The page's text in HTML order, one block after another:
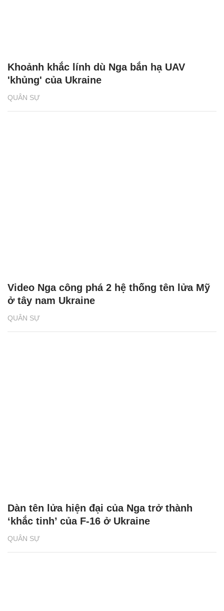
QUÂN SỰ
Khoảnh khắc lính dù Nga bắn hạ UAV
'khủng' của Ukraine
QUÂN SỰ
Video Nga công phá 2 hệ thống tên lửa Mỹ
ở tây nam Ukraine
QUÂN SỰ
Dàn tên lửa hiện đại của Nga trở thành
‘khắc tinh’ của F-16 ở Ukraine